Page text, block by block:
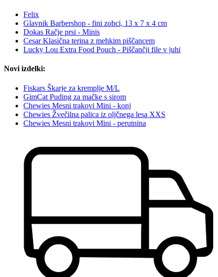
Felix
Glavnik Barbershop - fini zobci, 13 x 7 x 4 cm
Dokas Račje prsi - Minis
Cesar Klasična terina z mehkim piščancem
Lucky Lou Extra Food Pouch - Piščančji file v juhi
Novi izdelki:
Fiskars Škarje za kremplje M/L
GimCat Puding za mačke s sirom
Chewies Mesni trakovi Mini - konj
Chewies Žvečilna palica iz oljčnega lesa XXS
Chewies Mesni trakovi Mini - perutnina